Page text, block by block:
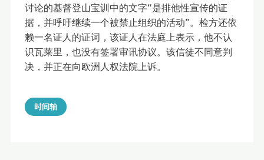
讨论的基督登山宝训中的文字“是排他性宣传的证
据，并呼吁继续一个被禁止组织的活动”。检方还依
赖一名证人的证词，该证人在法庭上表示，他不认
识瓦莱里，也没有签署审讯协议。该信徒不同意判
决，并正在向欧洲人权法院上诉。
时间轴